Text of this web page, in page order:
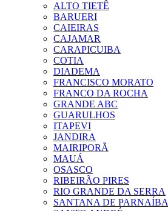
ALTO TIETÊ
BARUERI
CAIEIRAS
CAJAMAR
CARAPICUIBA
COTIA
DIADEMA
FRANCISCO MORATO
FRANCO DA ROCHA
GRANDE ABC
GUARULHOS
ITAPEVI
JANDIRA
MAIRIPORÃ
MAUÁ
OSASCO
RIBEIRÃO PIRES
RIO GRANDE DA SERRA
SANTANA DE PARNAÍBA